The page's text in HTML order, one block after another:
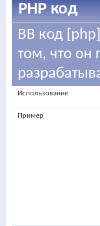
PHP код
BB код
том, что он
Использование
Пример